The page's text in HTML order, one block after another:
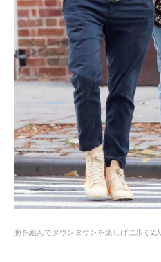
腕を組んでダウンタウンを楽しげに歩く2人